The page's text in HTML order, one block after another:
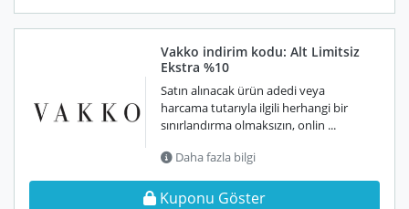
Vakko indirim kodu: Alt Limitsiz
Ekstra %10
Satın alınacak ürün adedi veya
harcama tutarıyla ilgili herhangi bir
sınırlandırma olmaksızın, onlin ...
Daha fazla bilgi
Kuponu Göster